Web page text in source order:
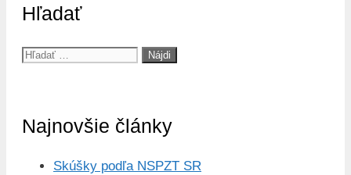
Hľadať
Hľadať:
Najnovšie články
Skúšky podľa NSPZT SR